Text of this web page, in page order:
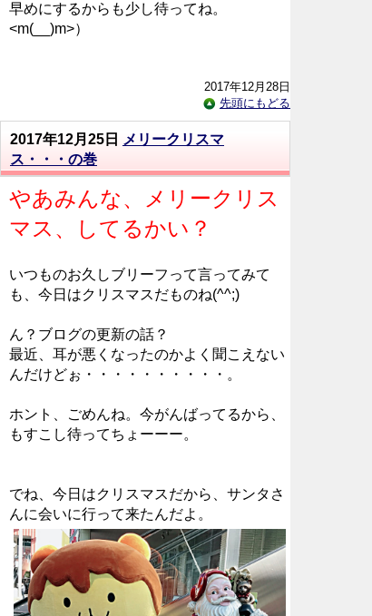
早めにするからも少し待ってね。
<m(__)m>）
2017年12月28日
先頭にもどる
2017年12月25日
メリークリスマ
ス・・・の巻
やあみんな、メリークリス
マス、してるかい？
いつものお久しブリーフって言ってみて
も、今日はクリスマスだものね(^^;)
ん？ブログの更新の話？
最近、耳が悪くなったのかよく聞こえない
んだけどぉ・・・・・・・・・・。
ホント、ごめんね。今がんばってるから、
もすこし待ってちょーーー。
でね、今日はクリスマスだから、サンタさ
んに会いに行って来たんだよ。